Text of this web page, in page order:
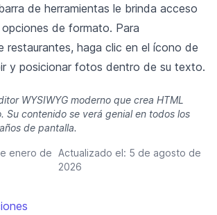
de herramientas le brinda acceso
de formato. Para
restaurantes, haga clic en el ícono de
y posicionar fotos dentro de su texto.
WYSIWYG moderno que crea HTML
Su contenido se verá genial en todos los
de pantalla.
enero de Actualizado el: 5 de agosto de
2026